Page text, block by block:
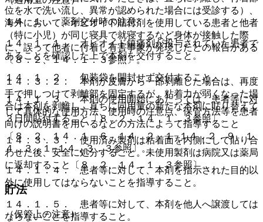
位を水で洗い流し、異常が認められた場合には受診する）、
海外において、オピオイド貼付剤を使用している患者と他者
（特に小児）が同じ寝具で就寝するなど身体が接触した際
に、誤って他者に付着し有害事象が発現したとの報告がある
〔８．２、１４．１．３参照〕。
１４．３．２． 本剤が皮膚から一部剥離した場合は、再度
手で押しつけて剥離部を固定するが、粘着力が弱くなった場
合は本剤を剥離し、直ちに同用量の新たな本剤に貼り替えて
３日間貼付すること〔８．２、１４．１．３参照〕。
１４．３．３． 使用済み製剤は粘着面を内側にして貼り合
わせた後、安全に処分すること。未使用製剤は病院又は薬局
に返却すること〔８．２、１４．１．３参照〕。
貯法
（保管上の注意）
１４．１． 薬剤交付時の注意
１４．１．１． オピオイド鎮痛剤が投与されていた患者で
あることを確認した上で本剤を交付すること。
１４．１．２． 包装袋を開封せず交付すること。
１４．１．３． 本剤の使用開始にあたっては、患者等に対
して具体的な使用方法、使用時の注意点、保管方法等を患者
向けの説明書を用いるなどの方法によって指導すること
〔８．２、１４．１．６、１４．２．１−１４．２．９、１
４．３．１−１４．３．３参照〕。
１４．１．４． 患者等に対して、本剤を指示された目的以
外に使用してはならないことを指導すること。
１４．１．５． 患者等に対して、本剤を他人へ譲渡しては
ならないことを指導すること。